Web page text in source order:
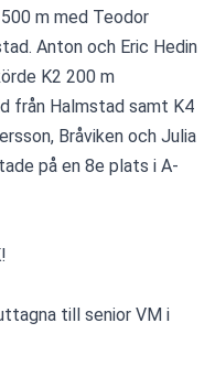
m med Teodor
Anton och Eric Hedin
K2 200 m
från Halmstad samt K4
Bråviken och Julia
på en 8e plats i A-
till senior VM i